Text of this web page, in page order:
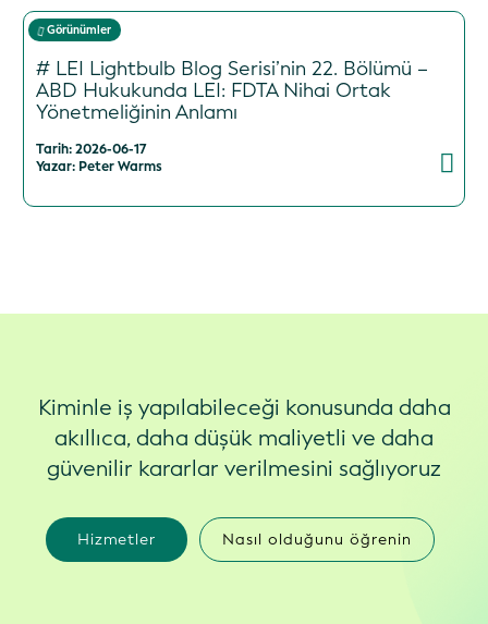
Görünümler
# LEI Lightbulb Blog Serisi’nin 22. Bölümü –
ABD Hukukunda LEI: FDTA Nihai Ortak
Yönetmeliğinin Anlamı
Tarih: 2026-06-17
Yazar: Peter Warms
Kiminle iş yapılabileceği konusunda daha
akıllıca, daha düşük maliyetli ve daha
güvenilir kararlar verilmesini sağlıyoruz
Hizmetler Nasıl olduğunu öğrenin